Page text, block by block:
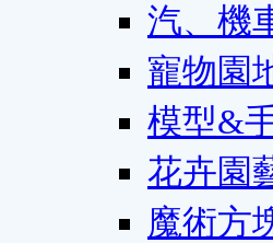
汽、機
寵物園
模型&
花卉園
魔術方